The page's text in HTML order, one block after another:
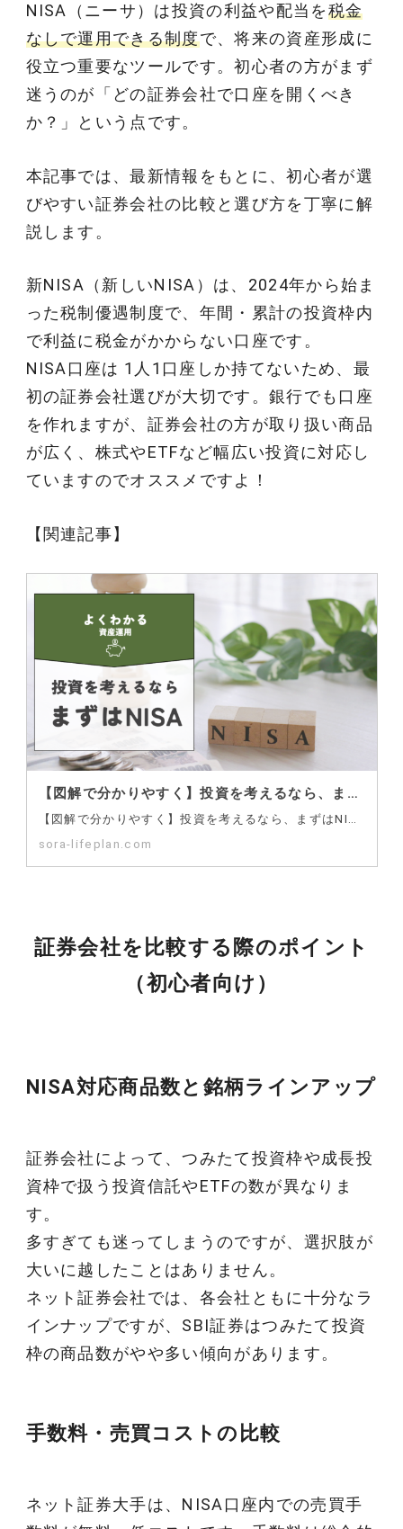
NISA（ニーサ）は投資の利益や配当を税金
なしで運用できる制度で、将来の資産形成に
役立つ重要なツールです。初心者の方がまず
迷うのが「どの証券会社で口座を開くべき
か？」という点です。
本記事では、最新情報をもとに、初心者が選
びやすい証券会社の比較と選び方を丁寧に解
説します。
新NISA（新しいNISA）は、2024年から始ま
った税制優遇制度で、年間・累計の投資枠内
で利益に税金がかからない口座です。
NISA口座は 1人1口座しか持てないため、最
初の証券会社選びが大切です。銀行でも口座
を作れますが、証券会社の方が取り扱い商品
が広く、株式やETFなど幅広い投資に対応し
ていますのでオススメですよ！
【関連記事】
【図解で分かりやすく】投資を考えるなら、まずはNISAから
sora-lifeplan.com
証券会社を比較する際のポイント
（初心者向け）
NISA対応商品数と銘柄ラインアップ
証券会社によって、つみたて投資枠や成長投
資枠で扱う投資信託やETFの数が異なりま
す。
多すぎても迷ってしまうのですが、選択肢が
大いに越したことはありません。
ネット証券会社では、各会社ともに十分なラ
インナップですが、SBI証券はつみたて投資
枠の商品数がやや多い傾向があります。
手数料・売買コストの比較
ネット証券大手は、NISA口座内での売買手